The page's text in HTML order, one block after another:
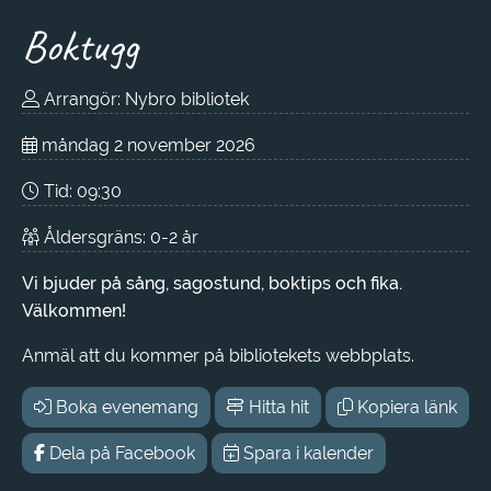
Boktugg
Arrangör: Nybro bibliotek
måndag 2 november 2026
Tid: 09:30
Åldersgräns: 0-2 år
Vi bjuder på sång, sagostund, boktips och fika.
Välkommen!
Anmäl att du kommer på bibliotekets webbplats.
Boka evenemang Hitta hit Kopiera länk
Dela på Facebook Spara i kalender